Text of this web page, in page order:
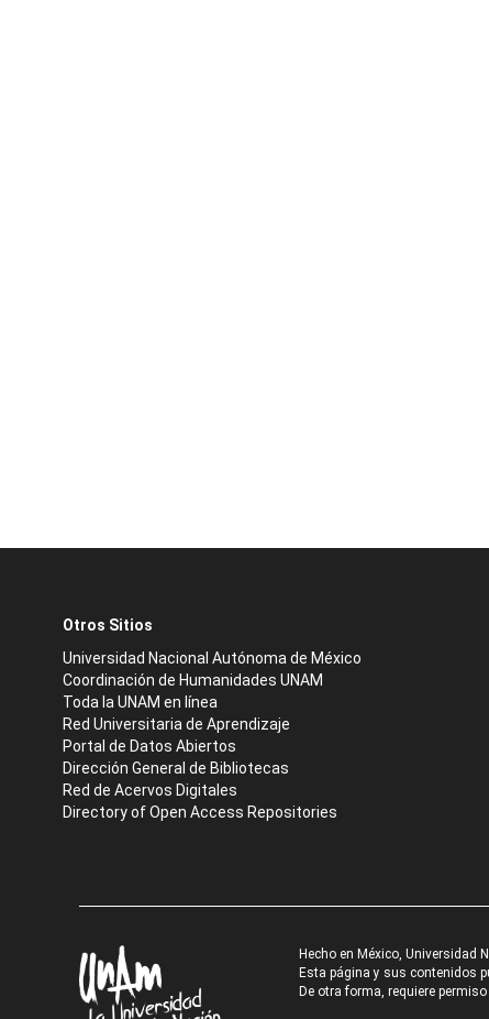
Otros Sitios
Universidad Nacional Autónoma de México
Coordinación de Humanidades UNAM
Toda la UNAM en línea
Red Universitaria de Aprendizaje
Portal de Datos Abiertos
Dirección General de Bibliotecas
Red de Acervos Digitales
Directory of Open Access Repositories
Hecho en México, Universidad
Esta página y sus contenidos
De otra forma, requiere